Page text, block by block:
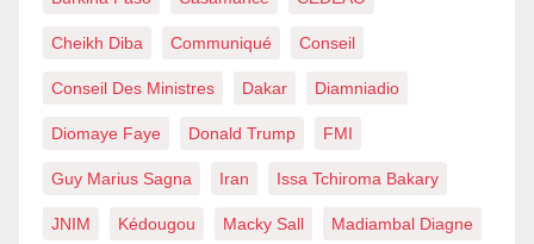
Cheikh Diba Communiqué Conseil
Conseil Des Ministres Dakar Diamniadio
Diomaye Faye Donald Trump FMI
Guy Marius Sagna Iran Issa Tchiroma Bakary
JNIM Kédougou Macky Sall Madiambal Diagne